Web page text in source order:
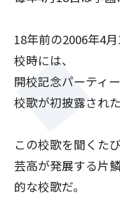
18年前の2006年4
校時には、
開校記念パーティ
校歌が初披露された
この校歌を聞くた
芸高が発展する片
的な校歌だ。